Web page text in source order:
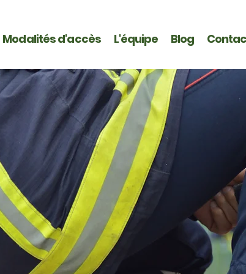
Modalités d'accès L'équipe Blog